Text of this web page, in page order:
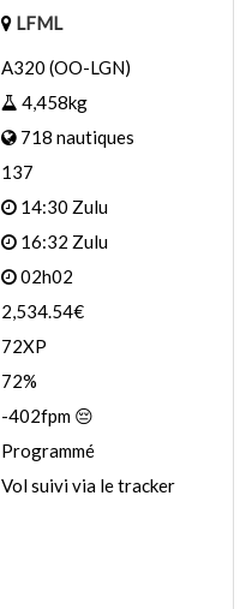
LFML
A320 (OO-LGN)
4,458kg
718 nautiques
137
14:30 Zulu
16:32 Zulu
02h02
2,534.54€
72XP
72%
-402fpm 😔
Programmé
Vol suivi via le tracker